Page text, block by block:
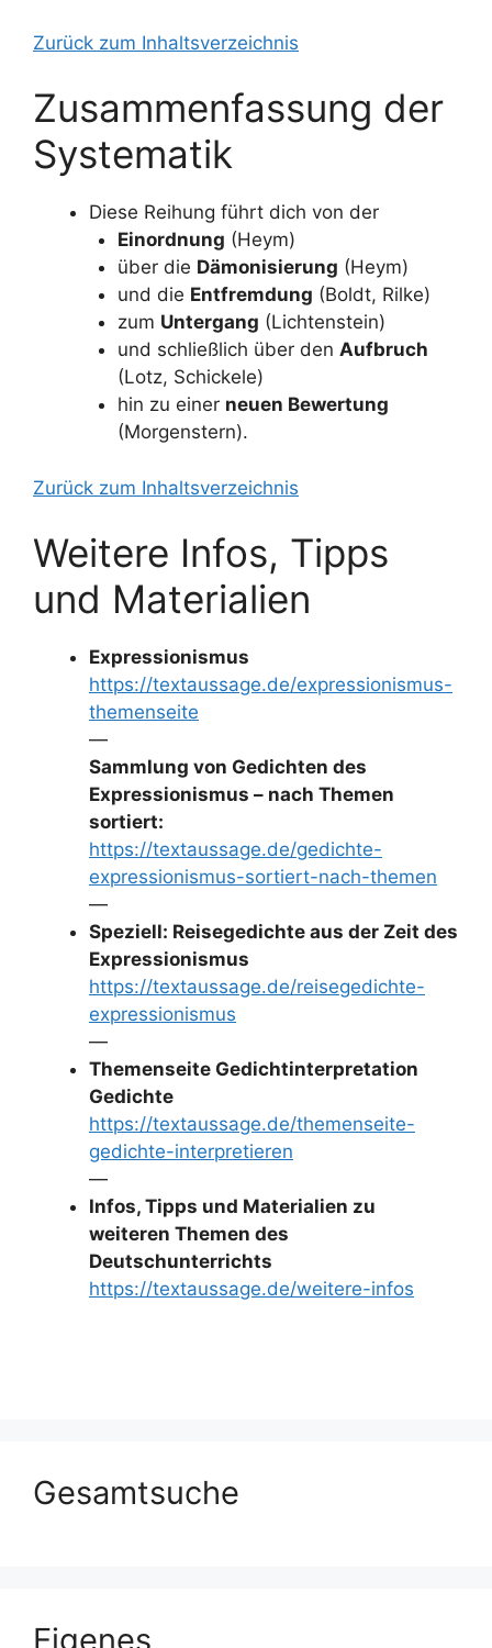
Zurück zum Inhaltsverzeichnis
Zusammenfassung der
Systematik
Diese Reihung führt dich von der
Einordnung (Heym)
über die Dämonisierung (Heym)
und die Entfremdung (Boldt, Rilke)
zum Untergang (Lichtenstein)
und schließlich über den Aufbruch
(Lotz, Schickele)
hin zu einer neuen Bewertung
(Morgenstern).
Zurück zum Inhaltsverzeichnis
Weitere Infos, Tipps
und Materialien
Expressionismus
https://textaussage.de/expressionismus-
themenseite
—
Sammlung von Gedichten des
Expressionismus – nach Themen
sortiert:
https://textaussage.de/gedichte-
expressionismus-sortiert-nach-themen
—
Speziell: Reisegedichte aus der Zeit des
Expressionismus
https://textaussage.de/reisegedichte-
expressionismus
—
Themenseite Gedichtinterpretation
Gedichte
https://textaussage.de/themenseite-
gedichte-interpretieren
—
Infos, Tipps und Materialien zu
weiteren Themen des
Deutschunterrichts
https://textaussage.de/weitere-infos
Gesamtsuche
Eigenes